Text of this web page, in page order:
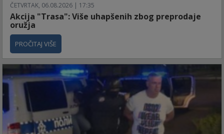
ČETVRTAK, 06.08.2026 | 17:35
Akcija "Trasa": Više uhapšenih zbog preprodaje
oružja
PROČITAJ VIŠE